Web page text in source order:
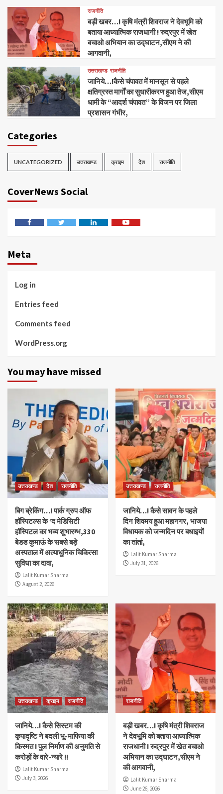
राजनीति
बड़ी खबर…! कृषि मंत्री शिवराज ने देवभूमि को
बताया आध्यात्मिक राजधानी ! रुद्रपुर में खेत
बचाओ अभियान का उद्घाटन,सीएम ने की
आगवानी,
उत्तराखण्ड राजनीति
जानिये…!कैसे चंपावत में मानसून से पहले
क्षतिग्रस्त मार्गों का सुधारीकरण हुआ तेज,सीएम
धामी के “आदर्श चंपावत” के विजन पर जिला
प्रशासन गंभीर,
Categories
UNCATEGORIZED उत्तराखण्ड क्राइम देश राजनीति
CoverNews Social
Meta
Log in
Entries feed
Comments feed
WordPress.org
You may have missed
उत्तराखण्ड देश राजनीति
बिग ब्रेकिंग…! पार्क ग्रुप ऑफ
हॉस्पिटल्स के ‘द मेडिसिटी
हॉस्पिटल का भव्य शुभारम्भ,330
बेडड कुमाऊं के सबसे बड़े
अस्पताल में अत्याधुनिक चिकित्सा
सुविधा का दावा,
Lalit Kumar Sharma
August 2, 2026
उत्तराखण्ड राजनीति
जानिये…! कैसे सावन के पहले
दिन शिवमय हुआ महानगर, भाजपा
विधायक को जन्मदिन पर बधाइयों
का तांतां,
Lalit Kumar Sharma
July 31, 2026
उत्तराखण्ड क्राइम राजनीति
जानिये…! कैसे सिस्टम की
कृपादृष्टि ने बदली भू-माफिया की
किस्मत ! पुल निर्माण की अनुमति से
करोड़ों के वारे-न्यारे !!
Lalit Kumar Sharma
July 3, 2026
राजनीति
बड़ी खबर…! कृषि मंत्री शिवराज
ने देवभूमि को बताया आध्यात्मिक
राजधानी ! रुद्रपुर में खेत बचाओ
अभियान का उद्घाटन,सीएम ने
की आगवानी,
Lalit Kumar Sharma
June 26, 2026